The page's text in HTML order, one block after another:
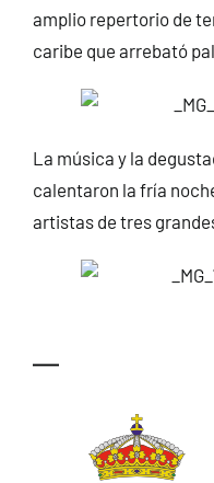
amplio repertorio de
caribe que arrebató
La música y la
calentaron la fría
artistas de tres
—